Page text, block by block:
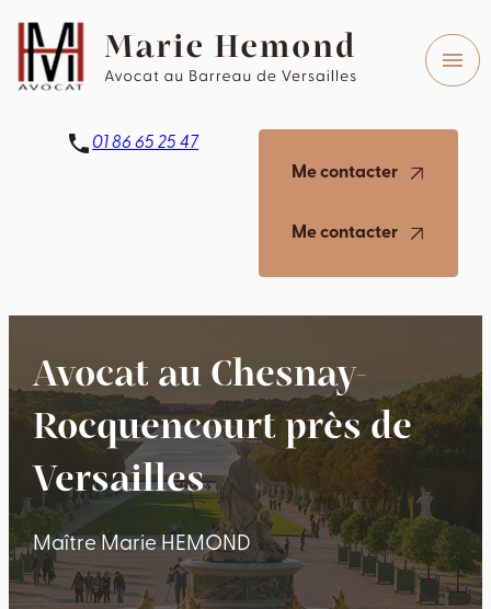
menu
phone01 86 65 25 47
Me contacter
Me contacter
Avocat au Chesnay-
Rocquencourt près de
Versailles
Maître Marie HEMOND